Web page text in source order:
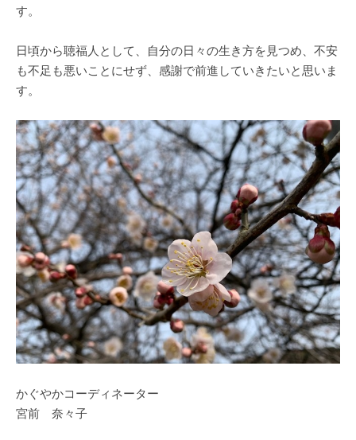
す。
日頃から聴福人として、自分の日々の生き方を見つめ、不安
も不足も悪いことにせず、感謝で前進していきたいと思いま
す。
かぐやかコーディネーター
宮前 奈々子